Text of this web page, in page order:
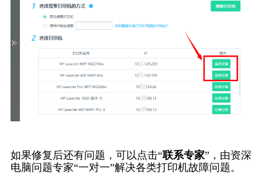
如果修复后还有问题，可以点击“联系专家”，由资深
电脑问题专家“一对一”解决各类打印机故障问题。